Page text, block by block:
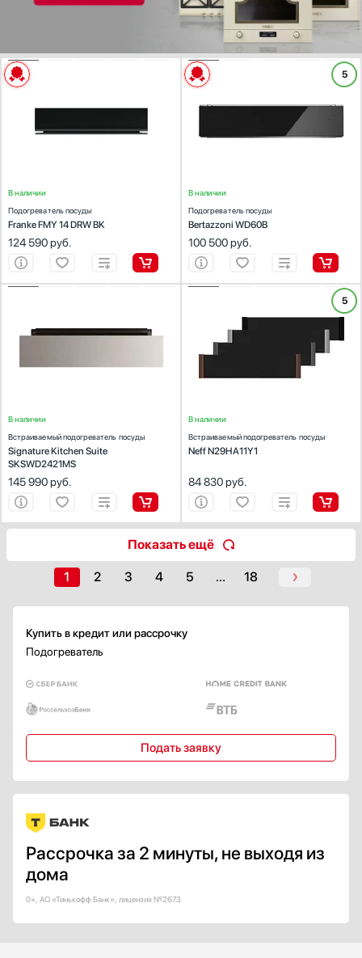
ХАРАКТЕРИСТИКИ
В наличии
Подогреватель посуды
Franke FMY 14 DRW BK
124 590руб.
ХАРАКТЕРИСТИКИ
Диапазон температуры (°С):
30-85
5
В наличии
Подогреватель посуды
Bertazzoni WD60B
100 500руб.
Встраиваемая модель:
В наличии
Встраиваемый подогреватель посуды
Signature Kitchen Suite
SKSWD2421MS
145 990руб.
Габариты (ВхШхГ) (см):
14х59.6х51.8
Встраиваемая модель:
Диапазон температуры (°С):
30-80
5
В наличии
Встраиваемый подогреватель посуды
Neff N29HA11Y1
84 830руб.
Показать ещё
1 2 3 4 5 ... 18
Купить в кредит или рассрочку
Подогреватель
Подать заявку
Рассрочка за 2 минуты, не выходя из
дома
0+, АО «Тинькофф Банк», лицензия №2673